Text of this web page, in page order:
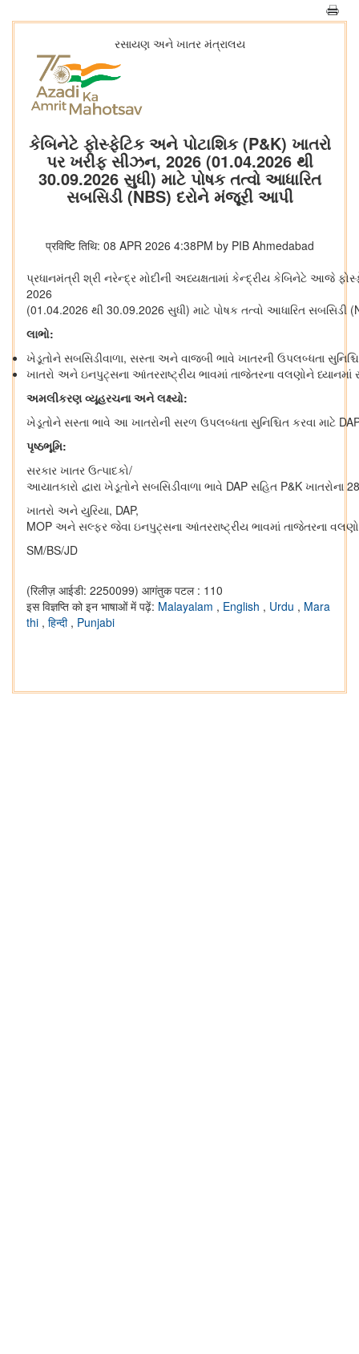
રસાયણ અને ખાતર મંત્રાલય
કેબિનેટે ફોસ્ફેટિક અને પોટાશિક (P&K) ખાતરો
પર ખરીફ સીઝન, 2026 (01.04.2026 થી
30.09.2026 સુધી) માટે પોષક તત્વો આધારિત
સબસિડી (NBS) દરોને મંજૂરી આપી
प्रविष्टि तिथि: 08 APR 2026 4:38PM by PIB Ahmedabad
પ્રધાનમંત્રી શ્રી નરેન્દ્ર મોદીની અધ્યક્ષતામાં કેન્દ્રીય કેબિનેટે આજે
2026
(01.04.2026 થી 30.09.2026 સુધી) માટે પોષક તત્વો આધારિત
લાભો:
ખેડૂતોને સબસિડીવાળા, સસ્તા અને વાજબી ભાવે ખાતરની ઉપલબ્ધતા
ખાતરો અને ઇનપુટ્સના આંતરરાષ્ટ્રીય ભાવમાં તાજેતરના વલણોને ધ્યાનમાં
અમલીકરણ વ્યૂહરચના અને લક્ષ્યો:
ખેડૂતોને સસ્તા ભાવે આ ખાતરોની સરળ ઉપલબ્ધતા સુનિશ્ચિત કરવા માટે
પૃષ્ઠભૂમિ:
સરકાર ખાતર ઉત્પાદકો/
આયાતકારો દ્વારા ખેડૂતોને સબસિડીવાળા ભાવે DAP સહિત P&K
ખાતરો અને યુરિયા, DAP,
MOP અને સલ્ફર જેવા ઇનપુટ્સના આંતરરાષ્ટ્રીય ભાવમાં તાજેતરના
SM/BS/JD
(रिलीज़ आईडी: 2250099) आगंतुक पटल : 110
इस विज्ञप्ति को इन भाषाओं में पढ़ें: Malayalam , English , Urdu , Mara
thi , हिन्दी , Punjabi